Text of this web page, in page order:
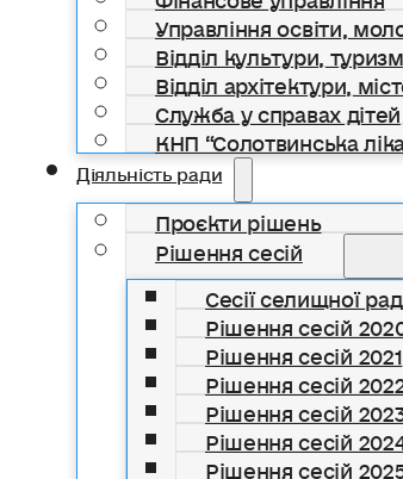
Управління освіти,
Відділ культури,
Відділ архітектури,
Служба у справах дітей
КНП “Солотвинська
Діяльність ради
Проєкти рішень
Рішення сесій
Сесії селищної
Рішення сесій
Рішення сесій 2021
Рішення сесій
Рішення сесій
Рішення сесій
Рішення сесій